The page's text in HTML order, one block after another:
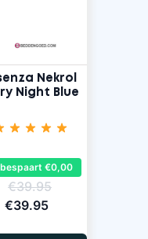
Nekrol
Night Blue
€0,00
€39.95
€39.95